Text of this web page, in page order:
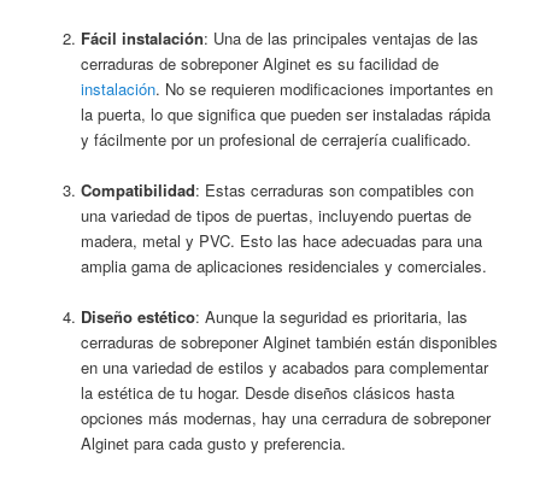
Fácil instalación: Una de las principales ventajas de las
cerraduras de sobreponer Alginet es su facilidad de
instalación. No se requieren modificaciones importantes en
la puerta, lo que significa que pueden ser instaladas rápida
y fácilmente por un profesional de cerrajería cualificado.
Compatibilidad: Estas cerraduras son compatibles con
una variedad de tipos de puertas, incluyendo puertas de
madera, metal y PVC. Esto las hace adecuadas para una
amplia gama de aplicaciones residenciales y comerciales.
Diseño estético: Aunque la seguridad es prioritaria, las
cerraduras de sobreponer Alginet también están disponibles
en una variedad de estilos y acabados para complementar
la estética de tu hogar. Desde diseños clásicos hasta
opciones más modernas, hay una cerradura de sobreponer
Alginet para cada gusto y preferencia.